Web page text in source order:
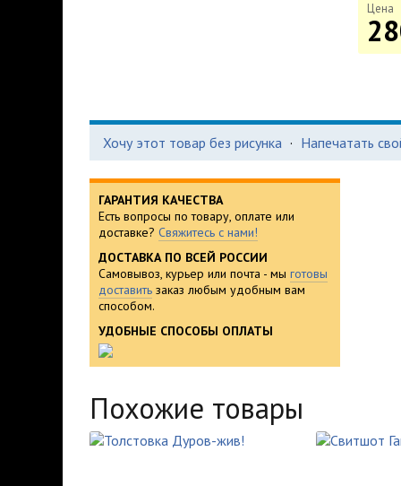
Цена
Хочу этот товар без рисунка · Напечатать
ГАРАНТИЯ КАЧЕСТВА
Есть вопросы по товару, оплате или
доставке? Свяжитесь с нами!
ДОСТАВКА ПО ВСЕЙ РОССИИ
Самовывоз, курьер или почта - мы готовы
доставить заказ любым удобным вам
способом.
УДОБНЫЕ СПОСОБЫ ОПЛАТЫ
Похожие товары